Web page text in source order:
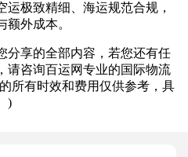
极致精细、海运规范合规，
外成本。
享的全部内容，若您还有任
请咨询百运网专业的国际物流
所有时效和费用仅供参考，具
)